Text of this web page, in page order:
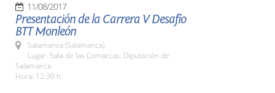
11/08/2017
Presentación de la Carrera V Desafío
BTT Monleón
Salamanca (Salamanca)
Lugar: Sala de las Comarcas. Diputación de
Salamanca
Hora: 12:30 h.